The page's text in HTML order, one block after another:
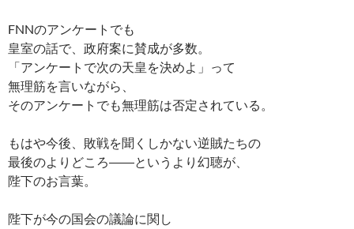
FNNのアンケートでも
皇室の話で、政府案に賛成が多数。
「アンケートで次の天皇を決めよ」って
無理筋を言いながら、
そのアンケートでも無理筋は否定されている。
もはや今後、敗戦を聞くしかない逆賊たちの
最後のよりどころ――というより幻聴が、
陛下のお言葉。
陛下が今の国会の議論に関し